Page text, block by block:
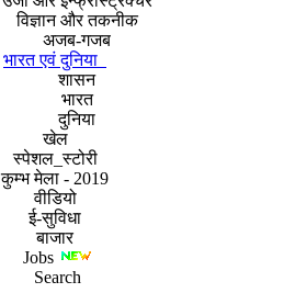
विज्ञान और तकनीक
अजब-गजब
भारत एवं दुनिया
शासन
भारत
दुनिया
खेल
स्पेशल_स्टोरी
कुम्भ मेला - 2019
वीडियो
ई-सुविधा
बाजार
Jobs
Search